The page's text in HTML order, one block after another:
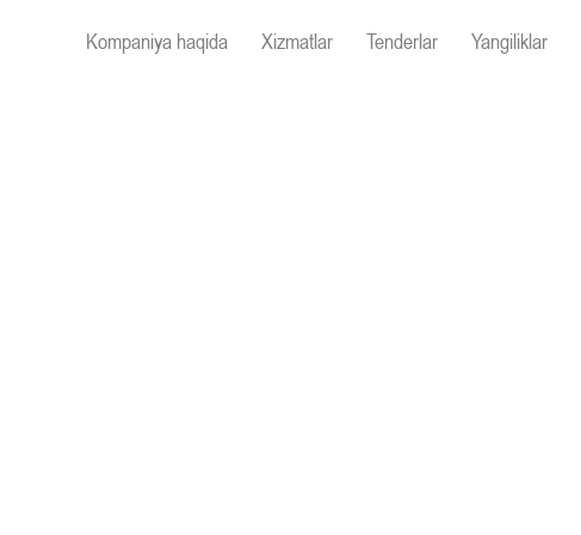
Kompaniya haqida Xizmatlar Tenderlar Yangiliklar